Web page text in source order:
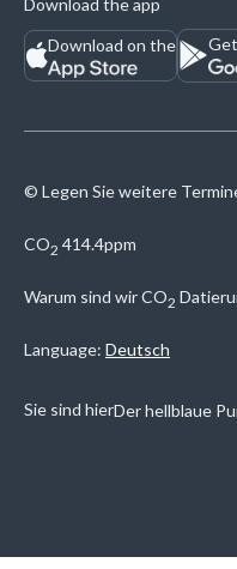
Download on the
© Legen Sie weitere
CO2 414.4ppm
Warum sind wirCO2
Language: Deutsch
Sie sind hierDer hellblaue